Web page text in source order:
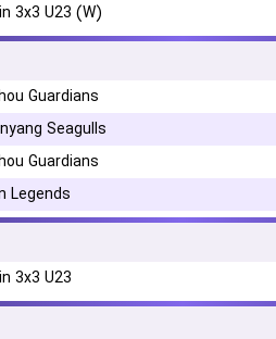
3x3 U23 (W)
Guardians
Seagulls
Guardians
Legends
3x3 U23